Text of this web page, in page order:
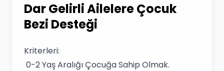
Dar Gelirli Ailelere Çocuk
Bezi Desteği
Kriterleri:
0-2 Yaş Aralığı Çocuğa Sahip Olmak.